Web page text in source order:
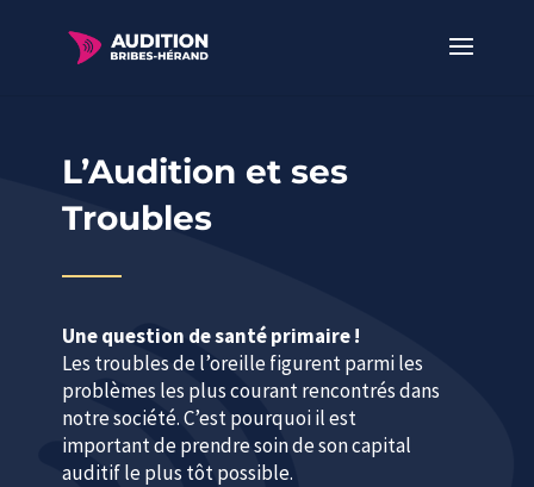
L’Audition et ses
Troubles
Une question de santé primaire !
Les troubles de l’oreille figurent parmi les
problèmes les plus courant rencontrés dans
notre société. C’est pourquoi il est
important de prendre soin de son capital
auditif le plus tôt possible.